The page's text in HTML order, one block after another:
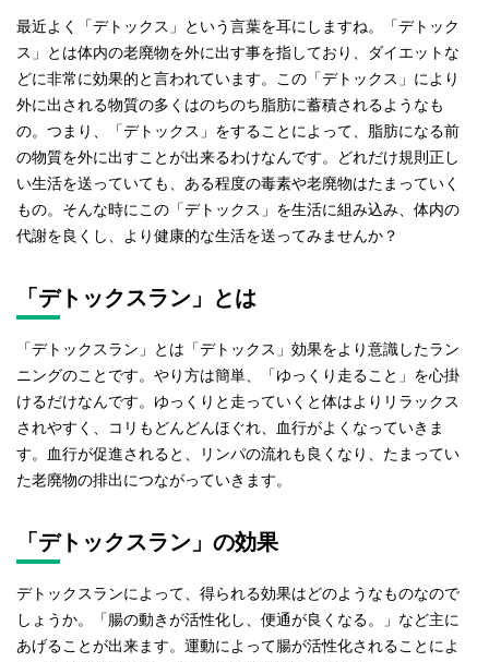
最近よく「デトックス」という言葉を耳にしますね。「デトック
ス」とは体内の老廃物を外に出す事を指しており、ダイエットな
どに非常に効果的と言われています。この「デトックス」により
外に出される物質の多くはのちのち脂肪に蓄積されるようなも
の。つまり、「デトックス」をすることによって、脂肪になる前
の物質を外に出すことが出来るわけなんです。どれだけ規則正し
い生活を送っていても、ある程度の毒素や老廃物はたまっていく
もの。そんな時にこの「デトックス」を生活に組み込み、体内の
代謝を良くし、より健康的な生活を送ってみませんか？
「デトックスラン」とは
「デトックスラン」とは「デトックス」効果をより意識したラン
ニングのことです。やり方は簡単、「ゆっくり走ること」を心掛
けるだけなんです。ゆっくりと走っていくと体はよりリラックス
されやすく、コリもどんどんほぐれ、血行がよくなっていきま
す。血行が促進されると、リンパの流れも良くなり、たまってい
た老廃物の排出につながっていきます。
「デトックスラン」の効果
デトックスランによって、得られる効果はどのようなものなので
しょうか。「腸の動きが活性化し、便通が良くなる。」など主に
あげることが出来ます。運動によって腸が活性化されることによ